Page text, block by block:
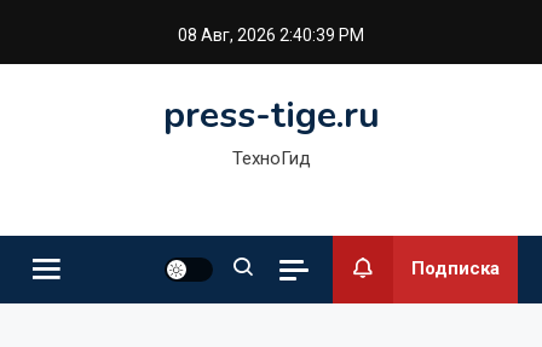
08 Авг, 2026 2:40:39 PM
press-tige.ru
ТехноГид
Подписка